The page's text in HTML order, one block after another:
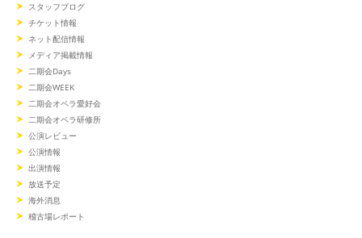
スタッフブログ
チケット情報
ネット配信情報
メディア掲載情報
二期会Days
二期会WEEK
二期会オペラ愛好会
二期会オペラ研修所
公演レビュー
公演情報
出演情報
放送予定
海外消息
稽古場レポート